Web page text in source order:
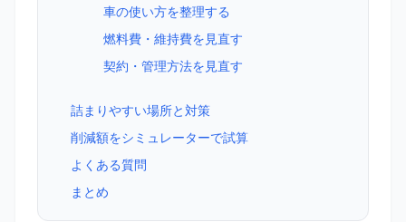
車の使い方を整理する
燃料費・維持費を見直す
契約・管理方法を見直す
詰まりやすい場所と対策
削減額をシミュレーターで試算
よくある質問
まとめ